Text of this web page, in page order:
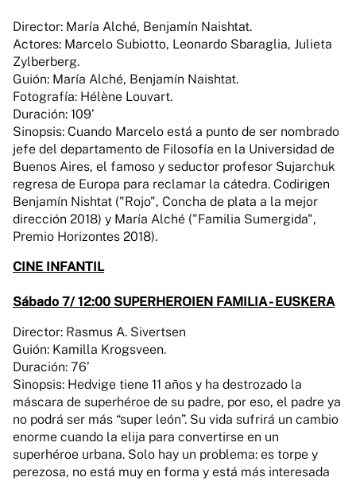
Director: María Alché, Benjamín Naishtat.
Actores: Marcelo Subiotto, Leonardo Sbaraglia, Julieta
Zylberberg.
Guión: María Alché, Benjamín Naishtat.
Fotografía: Hélène Louvart.
Duración: 109’
Sinopsis: Cuando Marcelo está a punto de ser nombrado
jefe del departamento de Filosofía en la Universidad de
Buenos Aires, el famoso y seductor profesor Sujarchuk
regresa de Europa para reclamar la cátedra. Codirigen
Benjamín Nishtat ("Rojo", Concha de plata a la mejor
dirección 2018) y María Alché ("Familia Sumergida",
Premio Horizontes 2018).
CINE INFANTIL
Sábado 7/ 12:00 SUPERHEROIEN FAMILIA - EUSKERA
Director: Rasmus A. Sivertsen
Guión: Kamilla Krogsveen.
Duración: 76’
Sinopsis: Hedvige tiene 11 años y ha destrozado la
máscara de superhéroe de su padre, por eso, el padre ya
no podrá ser más “super león”. Su vida sufrirá un cambio
enorme cuando la elija para convertirse en un
superhéroe urbana. Solo hay un problema: es torpe y
perezosa, no está muy en forma y está más interesada